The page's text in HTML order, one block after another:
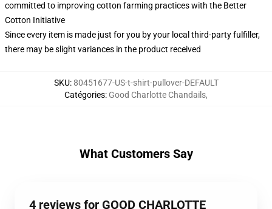
committed to improving cotton farming practices with the Better
Cotton Initiative
Since every item is made just for you by your local third-party fulfiller,
there may be slight variances in the product received
SKU:80451677-US-t-shirt-pullover-DEFAULT
Catégories: Good Charlotte Chandails,
What Customers Say
4 reviews for GOOD CHARLOTTE